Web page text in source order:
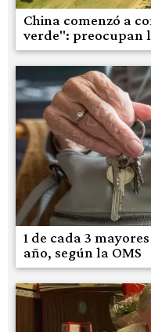
China comenzó a
verde": preocupan
1 de cada 3
año, según la OMS